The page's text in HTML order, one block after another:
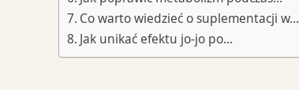
Co warto wiedzieć o suplementacji w…
Jak unikać efektu jo-jo po…